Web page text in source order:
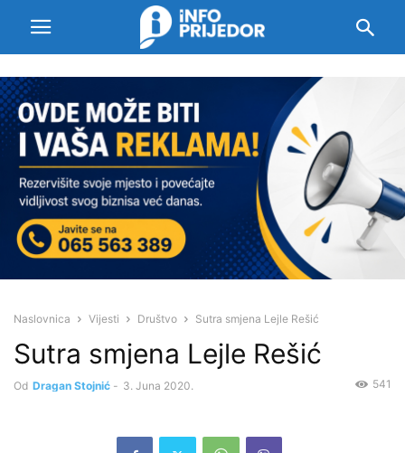
Naslovnica Vijesti Društvo Sutra smjena Lejle Rešić
Sutra smjena Lejle Rešić
Od Dragan Stojnić - 3. Juna 2020. 541